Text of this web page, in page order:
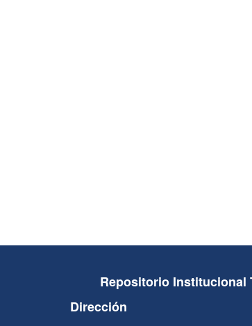
Repositorio Institucional
Dirección